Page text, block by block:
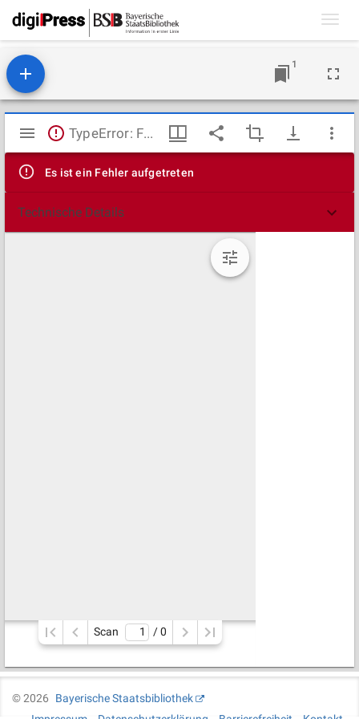
1
Mirador
Viewer
TypeError: Failed to fetch
Es ist ein Fehler aufgetreten
Technische Details
Scan / 0
©2026
Bayerische Staatsbibliothek